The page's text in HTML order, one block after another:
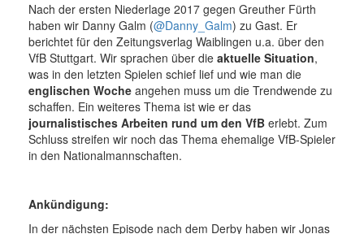
Nach der ersten Niederlage 2017 gegen Greuther Fürth
haben wir Danny Galm (@Danny_Galm) zu Gast. Er
berichtet für den Zeitungsverlag Waiblingen u.a. über den
VfB Stuttgart. Wir sprachen über die aktuelle Situation,
was in den letzten Spielen schief lief und wie man die
englischen Woche angehen muss um die Trendwende zu
schaffen. Ein weiteres Thema ist wie er das
journalistisches Arbeiten rund um den VfB erlebt. Zum
Schluss streifen wir noch das Thema ehemalige VfB-Spieler
in den Nationalmannschaften.
Ankündigung:
In der nächsten Episode nach dem Derby haben wir Jonas